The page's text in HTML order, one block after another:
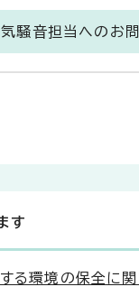
騒音担当へのお
す
る環境の保全に